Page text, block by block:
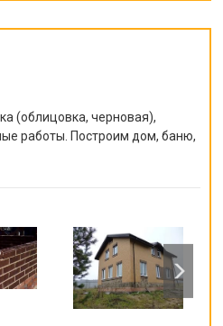
(облицовка, черновая),
работы. Построим дом, баню,